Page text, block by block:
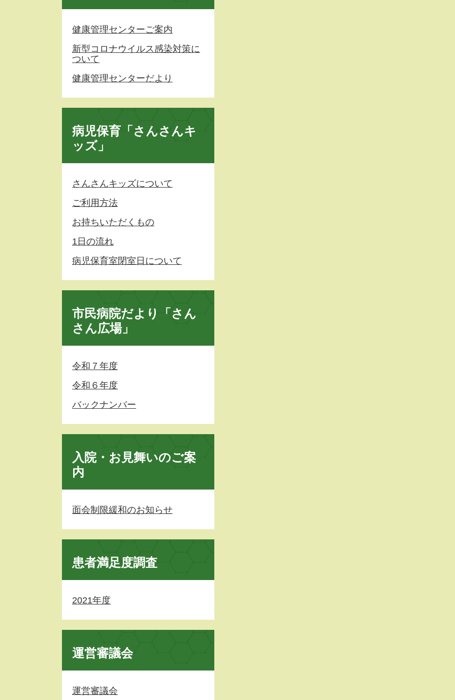
健康管理センターご案内
新型コロナウイルス感染対策に
ついて
健康管理センターだより
病児保育「さんさんキ
ッズ」
さんさんキッズについて
ご利用方法
お持ちいただくもの
1日の流れ
病児保育室閉室日について
市民病院だより「さん
さん広場」
令和７年度
令和６年度
バックナンバー
入院・お見舞いのご案
内
面会制限緩和のお知らせ
患者満足度調査
2021年度
運営審議会
運営審議会